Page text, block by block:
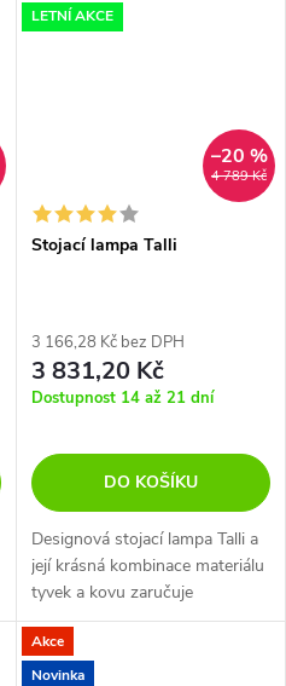
LETNÍ AKCE
4 789 Kč
–20 %
Stojací lampa Talli
3 166,28 Kč bez DPH
3 831,20 Kč
Dostupnost 14 až 21 dní
DO KOŠÍKU
Designová stojací lampa Talli a
její krásná kombinace materiálu
tyvek a kovu zaručuje
jedinečnost.
Akce
Novinka